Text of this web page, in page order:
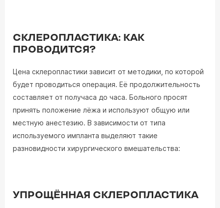
СКЛЕРОПЛАСТИКА: КАК
ПРОВОДИТСЯ?
Цена склеропластики зависит от методики, по которой
будет проводиться операция. Её продолжительность
составляет от получаса до часа. Больного просят
принять положение лёжа и используют общую или
местную анестезию. В зависимости от типа
используемого импланта выделяют такие
разновидности хирургического вмешательства:
УПРОЩЁННАЯ СКЛЕРОПЛАСТИКА